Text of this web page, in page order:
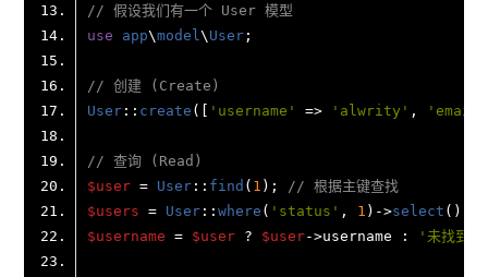
// 假设我们有一个 User 模型
use
app\model\ User
// 创建 (Create)
User:: create ([ 'username' => 'alwrity' , 'email'
// 查询 (Read)
$user = User:: find ( 1 ); // 根据主键查找
$users = User:: where ( 'status' , 1 )->select ();
$username = $user ? $user->username : '未找到